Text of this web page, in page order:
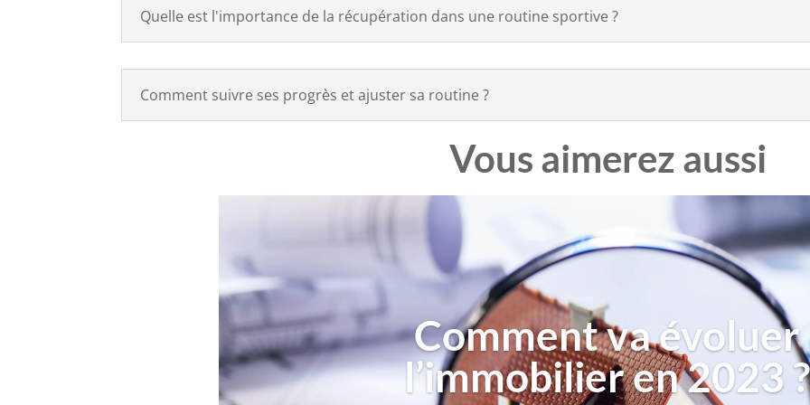
Quelle est l'importance de la récupération dans une routine sportive ?
Comment suivre ses progrès et ajuster sa routine ?
Vous aimerez aussi
Comment va évoluer
l’immobilier en 2023 ?